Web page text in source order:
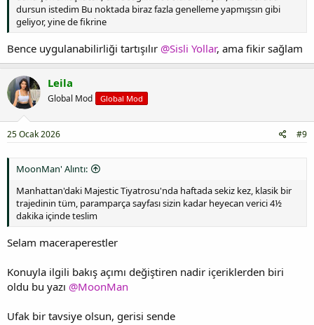
dursun istedim Bu noktada biraz fazla genelleme yapmışsın gibi
geliyor, yine de fikrine
Bence uygulanabilirliği tartışılır @Sisli Yollar, ama fikir sağlam
Leila
Global Mod Global Mod
25 Ocak 2026 #9
MoonMan' Alıntı:
Manhattan'daki Majestic Tiyatrosu'nda haftada sekiz kez, klasik bir
trajedinin tüm, paramparça sayfası sizin kadar heyecan verici 4½
dakika içinde teslim
Selam maceraperestler
Konuyla ilgili bakış açımı değiştiren nadir içeriklerden biri
oldu bu yazı @MoonMan
Ufak bir tavsiye olsun, gerisi sende